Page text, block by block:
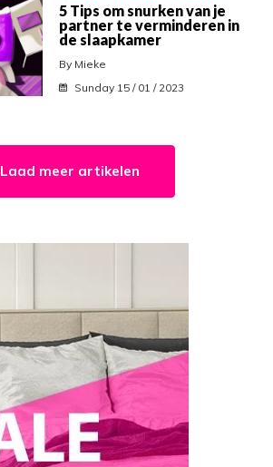
5 Tips om snurken van je
partner te verminderen in
de slaapkamer
By Mieke
Sunday 15 / 01 / 2023
Laad meer artikelen